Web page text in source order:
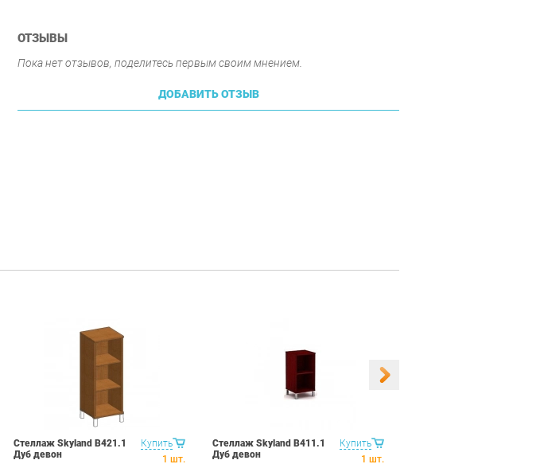
ОТЗЫВЫ
Пока нет отзывов, поделитесь первым своим мнением.
ДОБАВИТЬ ОТЗЫВ
Купить
Стеллаж Skyland В421.1
Дуб девон
1 шт.
Купить
Стеллаж Skyland В411.1
Дуб девон
1 шт.